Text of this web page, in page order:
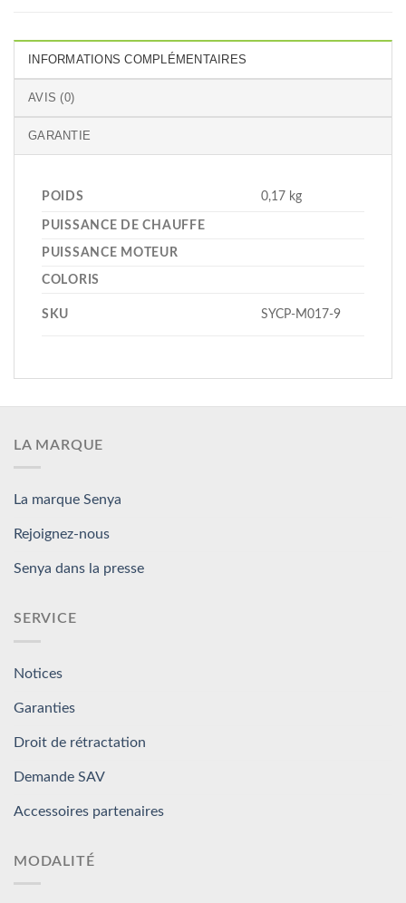
INFORMATIONS COMPLÉMENTAIRES
AVIS (0)
GARANTIE
POIDS 0,17 kg
PUISSANCE DE CHAUFFE
PUISSANCE MOTEUR
COLORIS
SKU SYCP-M017-9
LA MARQUE
La marque Senya
Rejoignez-nous
Senya dans la presse
SERVICE
Notices
Garanties
Droit de rétractation
Demande SAV
Accessoires partenaires
MODALITÉ